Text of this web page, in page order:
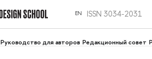
EN ISSN 3034-2031
Руководство для авторов Редакционный совет